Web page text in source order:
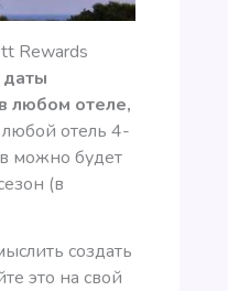
Rewards
любом отеле,
отель 4-
можно будет
(в
создать
это на свой